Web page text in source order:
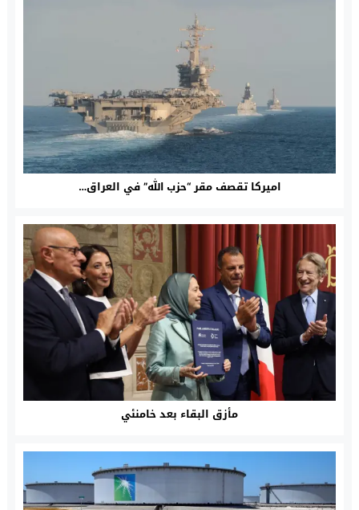
اميركا تقصف مقر “حزب الله” في العراق…
مأزق البقاء بعد خامنئي